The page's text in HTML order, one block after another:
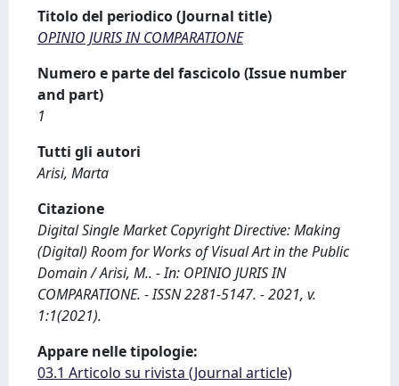
Titolo del periodico (Journal title)
OPINIO JURIS IN COMPARATIONE
Numero e parte del fascicolo (Issue number
and part)
1
Tutti gli autori
Arisi, Marta
Citazione
Digital Single Market Copyright Directive: Making
(Digital) Room for Works of Visual Art in the Public
Domain / Arisi, M.. - In: OPINIO JURIS IN
COMPARATIONE. - ISSN 2281-5147. - 2021, v.
1:1(2021).
Appare nelle tipologie:
03.1 Articolo su rivista (Journal article)